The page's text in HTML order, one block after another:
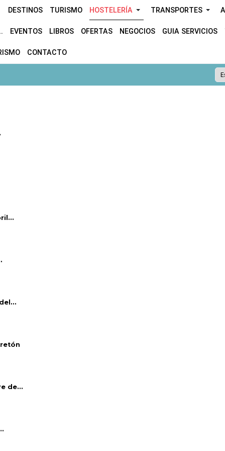
DESTINOS TURISMO HOSTELERÍA TRANSPORTES
EVENTOS LIBROS OFERTAS NEGOCIOS GUIA SERVICIOS
CONTACTO
de...